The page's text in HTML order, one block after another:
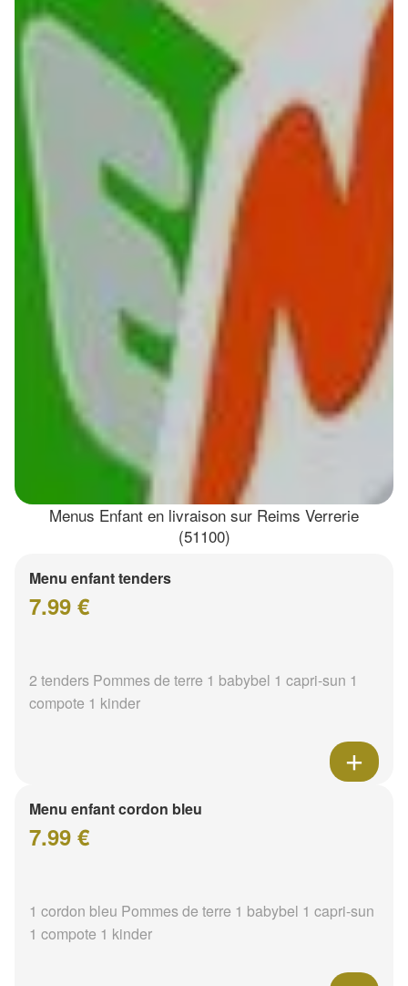
Menus Enfant en livraison sur Reims Verrerie
(51100)
Menu enfant tenders
7.99 €
2 tenders Pommes de terre 1 babybel 1 capri-sun 1
compote 1 kinder
Menu enfant cordon bleu
7.99 €
1 cordon bleu Pommes de terre 1 babybel 1 capri-sun
1 compote 1 kinder